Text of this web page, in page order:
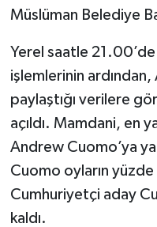
Müslüman Belediye
Yerel saatle
işlemlerinin
paylaştığı verilere
açıldı. Mamdani, en
Andrew Cuomo’ya
Cuomo oyların yüzde
Cumhuriyetçi aday
kaldı.